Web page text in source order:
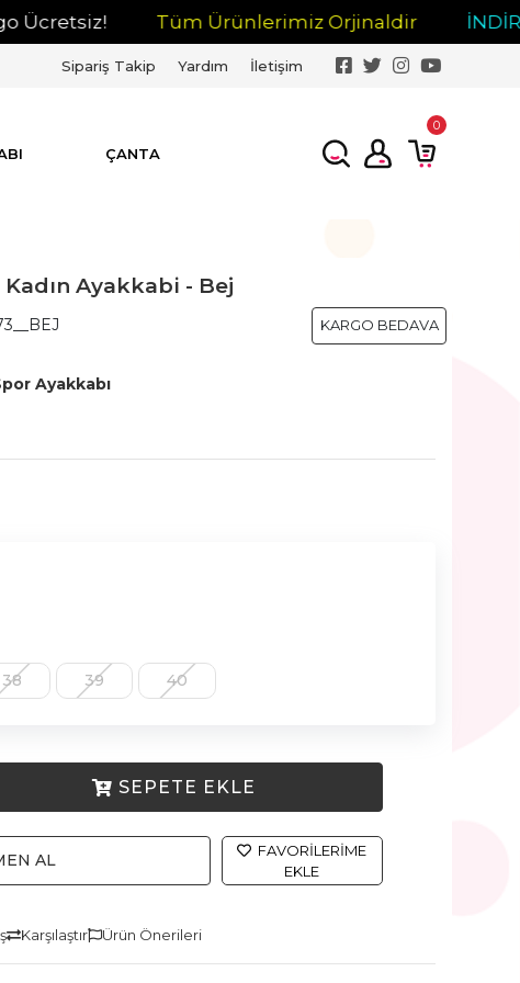
Tüm Ürünlerimiz Orjinaldir İNDİRİM
Sipariş Takip Yardım İletişim
ÇANTA
0
Ayakkabi - Bej
KARGO BEDAVA
Ayakkabı
38 39 40
SEPETE EKLE
AL
FAVORILERIME
EKLE
Karşılaştır Ürün Önerileri